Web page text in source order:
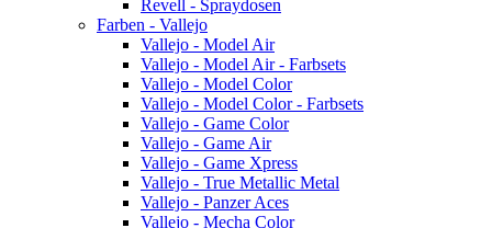
Revell - Spraydosen
Farben - Vallejo
Vallejo - Model Air
Vallejo - Model Air - Farbsets
Vallejo - Model Color
Vallejo - Model Color - Farbsets
Vallejo - Game Color
Vallejo - Game Air
Vallejo - Game Xpress
Vallejo - True Metallic Metal
Vallejo - Panzer Aces
Vallejo - Mecha Color